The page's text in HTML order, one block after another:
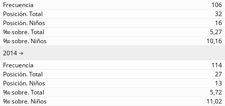
106
32
16
5,27
10,16
2014
114
27
13
5,72
11,02